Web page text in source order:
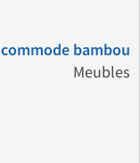
commode bambou
Meubles